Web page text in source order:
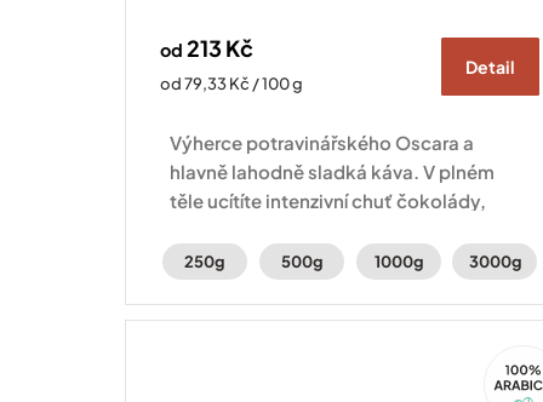
od 213 Kč
Měrná
od 79,33 Kč / 100 g
Detail
Výherce potravinářského Oscara a
hlavně lahodně sladká káva. V plném
těle ucítíte intenzivní chuť čokolády,
250g 500g 1000g 3000g